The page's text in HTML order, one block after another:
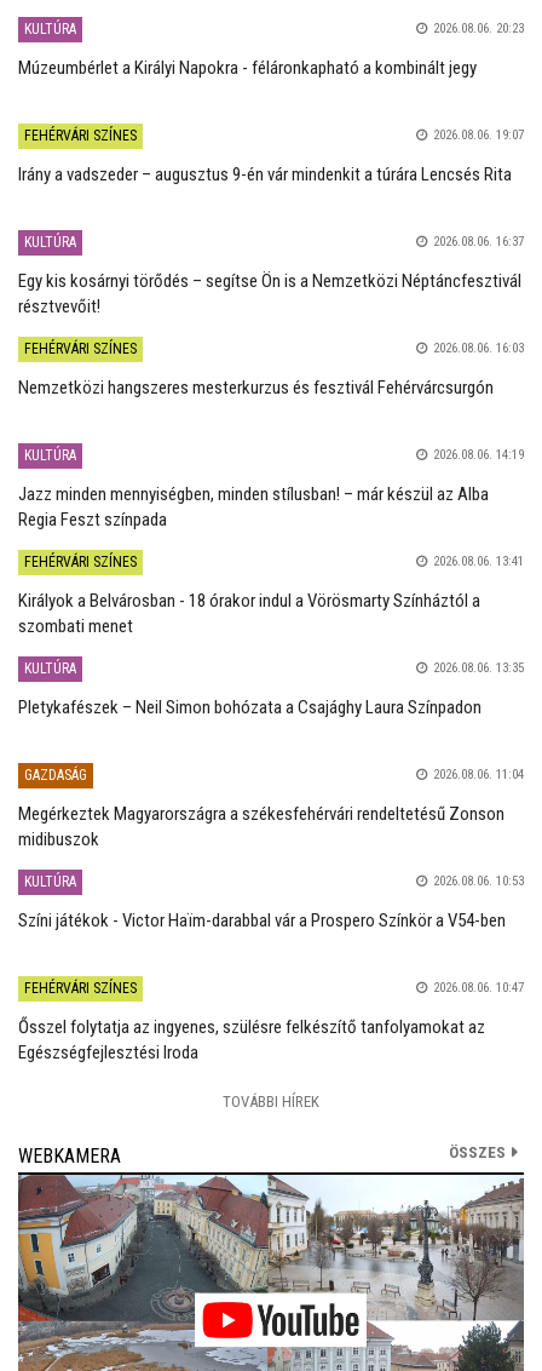
KULTÚRA 2026.08.06. 20:23
Múzeumbérlet a Királyi Napokra - féláronkapható a kombinált jegy
FEHÉRVÁRI SZÍNES 2026.08.06. 19:07
Irány a vadszeder – augusztus 9-én vár mindenkit a túrára Lencsés Rita
KULTÚRA 2026.08.06. 16:37
Egy kis kosárnyi törődés – segítse Ön is a Nemzetközi Néptáncfesztivál
résztvevőit!
FEHÉRVÁRI SZÍNES 2026.08.06. 16:03
Nemzetközi hangszeres mesterkurzus és fesztivál Fehérvárcsurgón
KULTÚRA 2026.08.06. 14:19
Jazz minden mennyiségben, minden stílusban! – már készül az Alba
Regia Feszt színpada
FEHÉRVÁRI SZÍNES 2026.08.06. 13:41
Királyok a Belvárosban - 18 órakor indul a Vörösmarty Színháztól a
szombati menet
KULTÚRA 2026.08.06. 13:35
Pletykafészek – Neil Simon bohózata a Csajághy Laura Színpadon
GAZDASÁG 2026.08.06. 11:04
Megérkeztek Magyarországra a székesfehérvári rendeltetésű Zonson
midibuszok
KULTÚRA 2026.08.06. 10:53
Színi játékok - Victor Haïm-darabbal vár a Prospero Színkör a V54-ben
FEHÉRVÁRI SZÍNES 2026.08.06. 10:47
Ősszel folytatja az ingyenes, szülésre felkészítő tanfolyamokat az
Egészségfejlesztési Iroda
TOVÁBBI HÍREK
WEBKAMERA ÖSSZES